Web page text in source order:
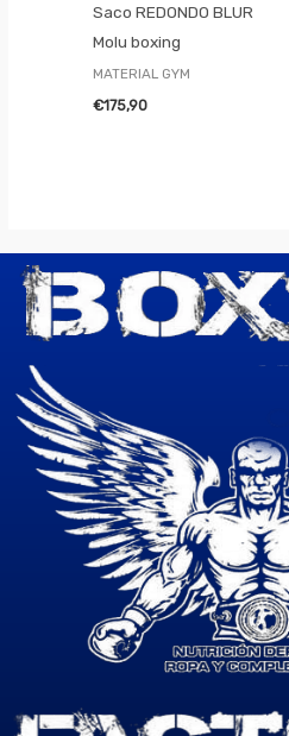
Saco REDONDO BLUR
Molu boxing
MATERIAL GYM
€175,90